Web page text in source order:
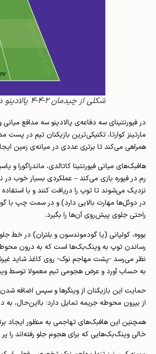
شکلی از چیدمان ۲-۴-۴ پالادینو در هنگام دفاع (با مصدومیت‌های اخیر، بازیکنان حاضر در تصویر تغییر کرده‌اند)
مارتینز کوارتا، تکنیکی‌ترین بازیکنان تیم در
همراهی می‌کند تا برتری عددی در میانه‌ی زمین
هافبک‌های میانی فیورنتینا کاتالدی، ماندراگورا
رم در فیوره بازی می‌کند – عملکردی بسیار خوب در
نزدیک می‌شوند تا توپ را دریافت کنند و با
در دوئل‌ها مهارت بالایی دارد) و در سمت چپ با
راحتی جلوی پیش‌روی آن‌ها را بگیرد.
رساندن توپ به وینگ‌بک‌ها است که به درون محوطه
به حساب آورد و عرض هجومی تیم معمولا توسط
حمایت این بازیکنان از وینگرها و سپس اضافه
از بیرون محوطه جریمه تمایل دارد؛ بااین‌حال، به
همچنین این هافبک‌های تهاجمی به منظور ایجاد
خالی وینگ‌بک‌هایی که برای هجوم جلو رفته‌اند را